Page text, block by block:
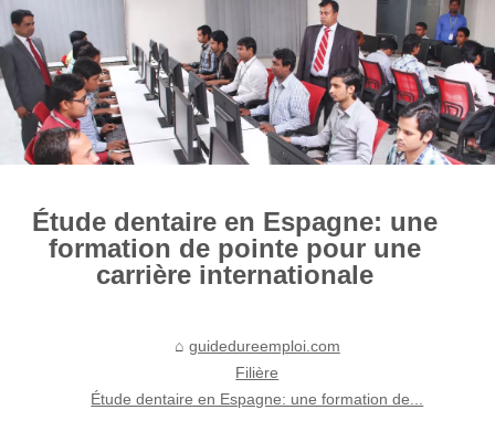
Étude dentaire en Espagne: une
formation de pointe pour une
carrière internationale
guidedureemploi.com
Filière
Étude dentaire en Espagne: une formation de...